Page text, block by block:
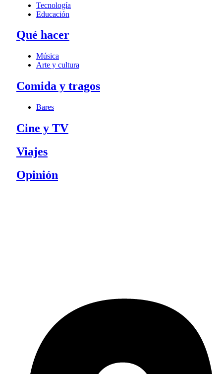
Tecnología
Educación
Qué hacer
Música
Arte y cultura
Comida y tragos
Bares
Cine y TV
Viajes
Opinión